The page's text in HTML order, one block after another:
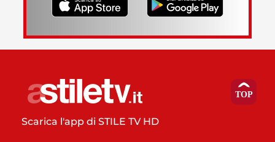
Scarica l'app di STILE TV HD